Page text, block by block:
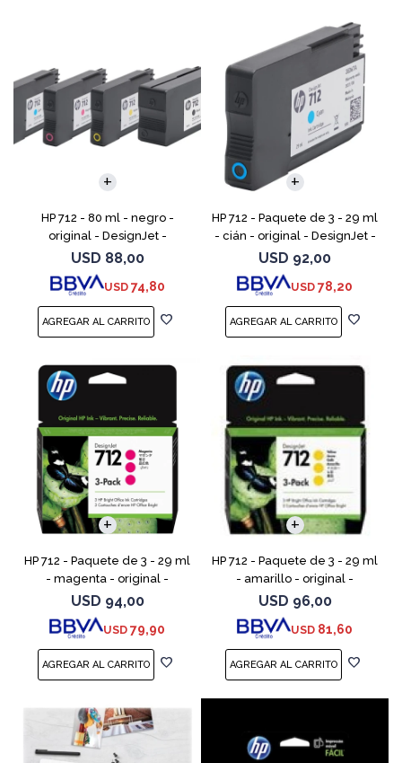
HP 712 - 80 ml - negro -
original - DesignJet -
cartucho de tinta - para
DesignJet Studio, T210, T230,
T250, T630, T650
USD 88,00
USD 74,80
HP 712 - Paquete de 3 - 29 ml
- cián - original - DesignJet -
cartucho de tinta - para
DesignJet Studio, T210, T230,
T250, T630,
USD 92,00
USD 78,20
HP 712 - Paquete de 3 - 29 ml
- magenta - original -
DesignJet - cartucho de tinta
- para DesignJet Studio, T210,
T230, T250, T6
USD 94,00
USD 79,90
HP 712 - Paquete de 3 - 29 ml
- amarillo - original -
DesignJet - cartucho de tinta
- para DesignJet Studio, T210,
T230, T250, T
USD 96,00
USD 81,60